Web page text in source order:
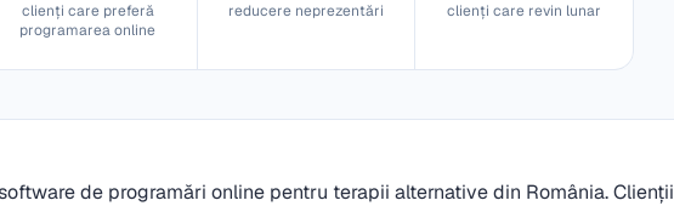
clienți care preferă
programarea online
reducere neprezentări clienți care revin lunar
de programări online pentru terapii alternative din România. Clienții